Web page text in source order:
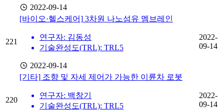
2022-09-14
221
[바이오·헬스케어] 3차원 나노섬유 멤브레인
연구자: 김동성
기술완성도(TRL): TRL5
2022-09-14
2022-
09-14
220
[기타] 조향 및 자세 제어가 가능한 이륜차 로봇
연구자: 백창기
기술완성도(TRL): TRL5
2022-
09-14